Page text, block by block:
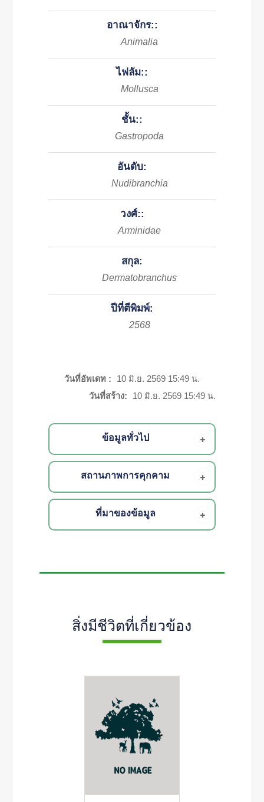
อาณาจักร::
Animalia
ไฟลัม::
Mollusca
ชั้น::
Gastropoda
อันดับ:
Nudibranchia
วงศ์::
Arminidae
สกุล:
Dermatobranchus
ปีที่ตีพิมพ์:
2568
วันที่อัพเดท :
10 มิ.ย. 2569 15:49 น.
วันที่สร้าง:
10 มิ.ย. 2569 15:49 น.
ข้อมูลทั่วไป
สถานภาพการคุกคาม
ที่มาของข้อมูล
สิ่งมีชีวิตที่เกี่ยวข้อง